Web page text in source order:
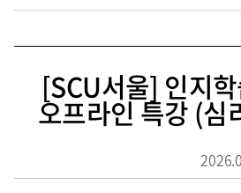
[SCU서울] 인지
오프라인 특강 (심